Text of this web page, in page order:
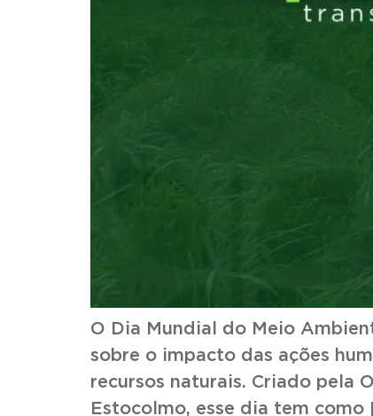
O Dia Mundial do Meio
sobre o impacto das ações
recursos naturais. Criado pela
Estocolmo, esse dia tem